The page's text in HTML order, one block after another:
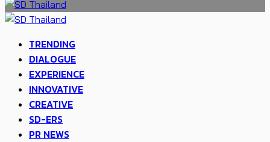
TRENDING
DIALOGUE
EXPERIENCE
INNOVATIVE
CREATIVE
SD-ERS
PR NEWS